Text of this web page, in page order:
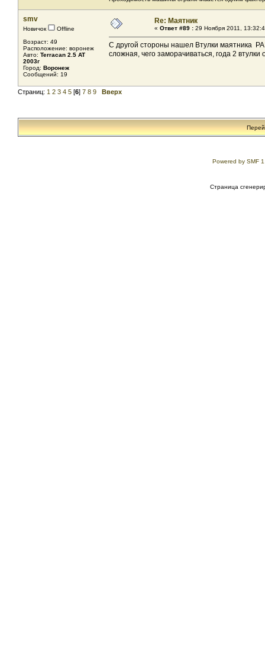
smv
Новичок
Offline
Возраст: 49
Расположение: воронеж
Авто: Terracan 2.5 AT
2003г
Город: Воронеж
Сообщений: 19
Re: Маятник
« Ответ #89 : 29 Ноября 2011,
С другой стороны нашел Втулки маятника
сложная, чего заморачиваться, года 2
Страниц: 1 2 3 4 5 [6] 7 8 9 Вверх
Powered by SMF
Страница